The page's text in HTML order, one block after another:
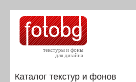
текстуры и фоны
для дизайна
Каталог текстур и фонов